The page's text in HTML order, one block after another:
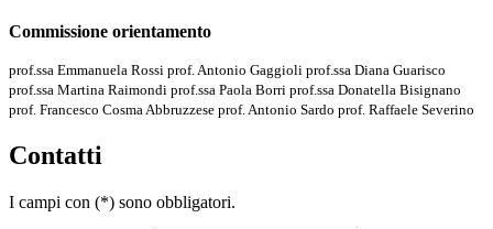
Commissione orientamento
prof.ssa Emmanuela Rossi prof. Antonio Gaggioli prof.ssa Diana Guarisco
prof.ssa Martina Raimondi prof.ssa Paola Borri prof.ssa Donatella Bisignano
prof. Francesco Cosma Abbruzzese prof. Antonio Sardo prof. Raffaele Severino
Contatti
I campi con (*) sono obbligatori.